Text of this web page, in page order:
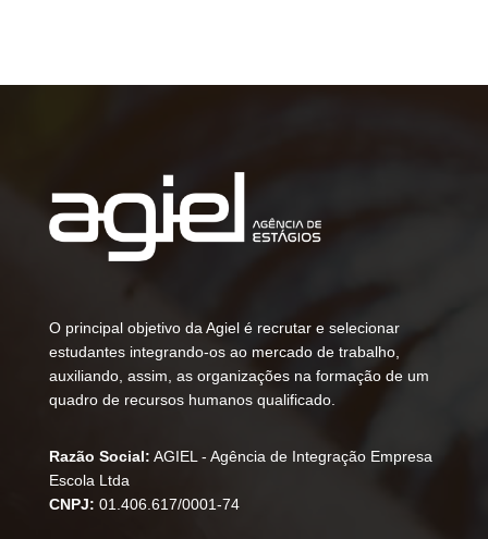
O principal objetivo da Agiel é recrutar e selecionar
estudantes integrando-os ao mercado de trabalho,
auxiliando, assim, as organizações na formação de um
quadro de recursos humanos qualificado.
Razão Social: AGIEL - Agência de Integração Empresa
Escola Ltda
CNPJ: 01.406.617/0001-74